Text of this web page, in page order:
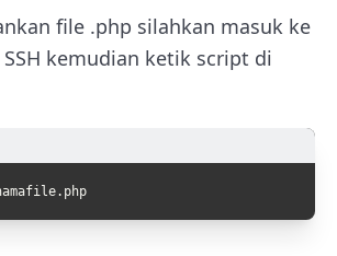
file .php silahkan masuk ke
kemudian ketik script di
. php